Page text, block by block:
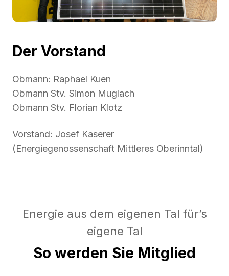
Der Vorstand
Obmann: Raphael Kuen
Obmann Stv. Simon Muglach
Obmann Stv. Florian Klotz
Vorstand: Josef Kaserer
(Energiegenossenschaft Mittleres Oberinntal)
Energie aus dem eigenen Tal für’s
eigene Tal
So werden Sie Mitglied